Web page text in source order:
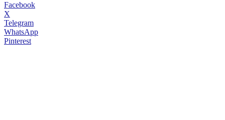
Facebook
X
Telegram
WhatsApp
Pinterest